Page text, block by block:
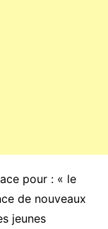
pour : « le
de nouveaux
jeunes